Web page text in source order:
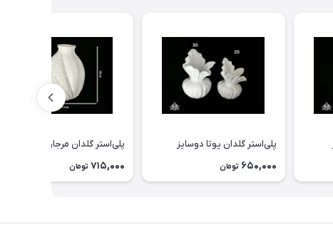
پلی‌استر گلدان يوتا دوسايز
650,000 تومان
پلی‌استر گلدان مرجان استوانه
715,000 تومان